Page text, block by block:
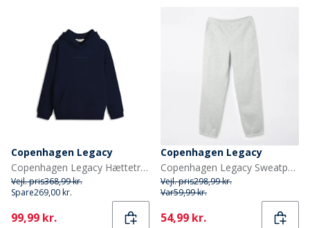
Copenhagen Legacy
Copenhagen Legacy Hættetrøje til Børn Blå
Vejl. pris368,99 kr.
Spare269,00 kr.
Current
99,99 kr.
Copenhagen Legacy
Copenhagen Legacy Sweatpants grå melange til drenge
Vejl. pris298,99 kr.
Var59,99 kr.
Current
54,99 kr.